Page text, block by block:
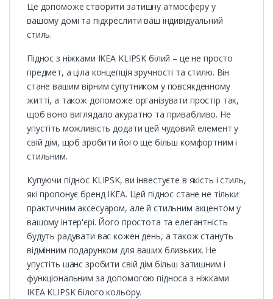
Це допоможе створити затишну атмосферу у
вашому домі та підкреслити ваш індивідуальний
стиль.
Піднос з ніжками IKEA KLIPSK білий – це не просто
предмет, а ціла концепція зручності та стилю. Він
стане вашим вірним супутником у повсякденному
житті, а також допоможе організувати простір так,
щоб воно виглядало акуратно та привабливо. Не
упустіть можливість додати цей чудовий елемент у
свій дім, щоб зробити його ще більш комфортним і
стильним.
Купуючи піднос KLIPSK, ви інвестуєте в якість і стиль,
які пропонує бренд IKEA. Цей піднос стане не тільки
практичним аксесуаром, але й стильним акцентом у
вашому інтер'єрі. Його простота та елегантність
будуть радувати вас кожен день, а також стануть
відмінним подарунком для ваших близьких. Не
упустіть шанс зробити свій дім більш затишним і
функціональним за допомогою підноса з ніжками
IKEA KLIPSK білого кольору.